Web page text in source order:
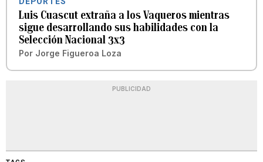
Luis Cuascut extraña a los Vaqueros mientras
sigue desarrollando sus habilidades con la
Selección Nacional 3x3
Por Jorge Figueroa Loza
PUBLICIDAD